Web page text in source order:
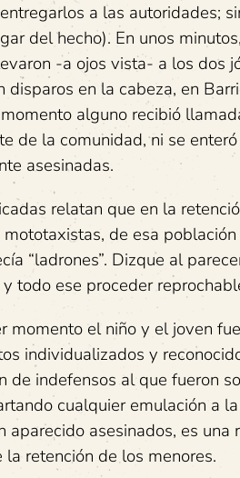
a las autoridades;
del hecho). En unos
-a ojos vista- a los dos
disparos en la cabeza, en
alguno recibió
de la comunidad, ni se
asesinadas.
relatan que en la
de esa
“ladrones”. Dizque al
todo ese proceder
momento el niño y el joven
individualizados y
de indefensos al que fueron
cualquier emulación a
aparecido asesinados, es
la retención de los menores.